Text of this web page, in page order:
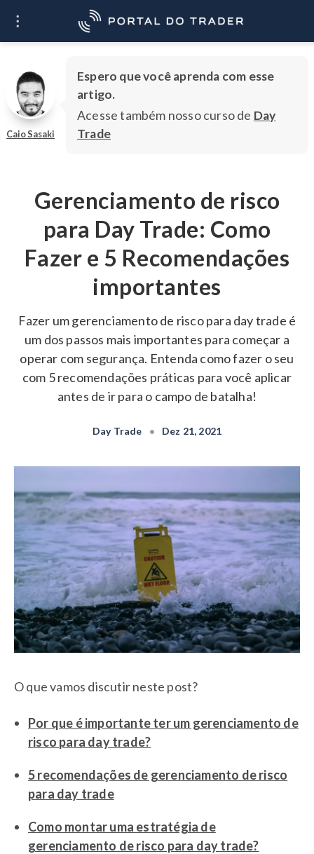
O que você quer
aprender?
Gerenciamento de risco
para Day Trade: Como
Fazer e 5 Recomendações
importantes
Fazer um gerenciamento de risco para day trade é
um dos passos mais importantes para começar a
operar com segurança. Entenda como fazer o seu
com 5 recomendações práticas para você aplicar
antes de ir para o campo de batalha!
Day Trade • Dez 21, 2021
O que vamos discutir neste post?
Por que é importante ter um gerenciamento de
risco para day trade?
5 recomendações de gerenciamento de risco
para day trade
Como montar uma estratégia de
gerenciamento de risco para day trade?
Caio Sasaki
Espero que você aprenda com esse
artigo.
Acesse também nosso curso de Day
Trade